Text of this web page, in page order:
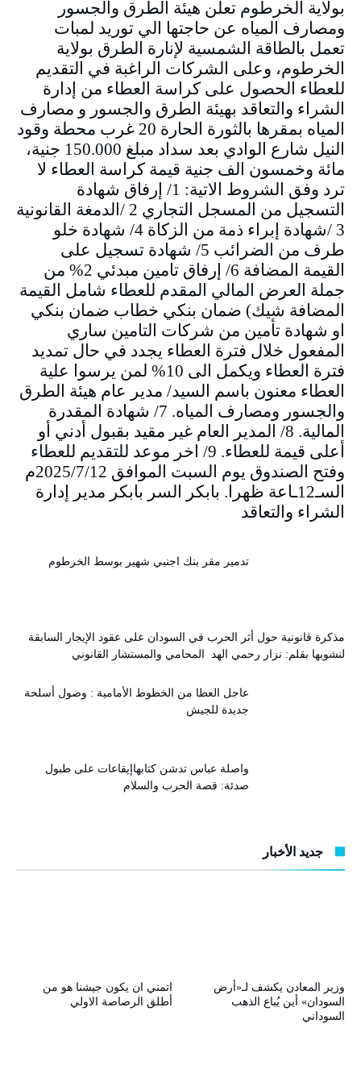
بولاية الخرطوم تعلن هيئة الطرق والجسور
ومصارف المياه عن حاجتها الي توريد لمبات
تعمل بالطاقة الشمسية لإنارة الطرق بولاية
الخرطوم، وعلى الشركات الراغبة في التقديم
للعطاء الحصول على كراسة العطاء من إدارة
الشراء والتعاقد بهيئة الطرق والجسور و مصارف
المياه بمقرها بالثورة الحارة 20 غرب محطة وقود
النيل شارع الوادي بعد سداد مبلغ 150.000 جنية،
مائة وخمسون الف جنية قيمة كراسة العطاء لا
ترد وفق الشروط الاتية: 1/ إرفاق شهادة
التسجيل من المسجل التجاري 2 /الدمغة القانونية
3 /شهادة إبراء ذمة من الزكاة 4/ شهادة خلو
طرف من الضرائب 5/ شهادة تسجيل على
القيمة المضافة 6/ إرفاق تامين مبدئي 2% من
جملة العرض المالي المقدم للعطاء شامل القيمة
المضافة شيك) ضمان بنكي خطاب ضمان بنكي
او شهادة تأمين من شركات التامين ساري
المفعول خلال فترة العطاء يجدد في حال تمديد
فترة العطاء ويكمل الى 10% لمن يرسوا علية
العطاء معنون باسم السيد/ مدير عام هيئة الطرق
والجسور ومصارف المياه. 7/ شهادة المقدرة
المالية. 8/ المدير العام غير مقيد بقبول أدني أو
أعلى قيمة للعطاء. 9/ اخر موعد للتقديم للعطاء
وفتح الصندوق يوم السبت الموافق 2025/7/12م
السـ12ـاعة ظهرا. بابكر السر بابكر مدير إدارة
الشراء والتعاقد
تدمير مقر بنك اجنبي شهير بوسط الخرطوم
مذكرة قانونية حول أثر الحرب في السودان على عقود الإيجار السابقة
لنشوبها بقلم: نزار رحمي الهد المحامي والمستشار القانوني
عاجل العطا من الخطوط الأمامية : وصول أسلحة
جديدة للجيش
واصلة عباس تدشن كتابهاإيقاعات على طبول
صدئة: قصة الحرب والسلام
جديد الأخبار
اتمني ان يكون جيشنا هو من
أطلق الرصاصة الاولي
وزير المعادن يكشف لـ«أرض
السودان» أين يُباع الذهب
السوداني